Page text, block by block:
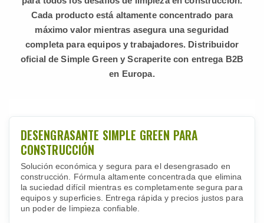
Cada producto está altamente concentrado para
máximo valor mientras asegura una seguridad
completa para equipos y trabajadores. Distribuidor
oficial de Simple Green y Scraperite con entrega B2B
en Europa.
DESENGRASANTE SIMPLE GREEN PARA
CONSTRUCCIÓN
Solución económica y segura para el desengrasado en
construcción. Fórmula altamente concentrada que elimina
la suciedad difícil mientras es completamente segura para
equipos y superficies. Entrega rápida y precios justos para
un poder de limpieza confiable.